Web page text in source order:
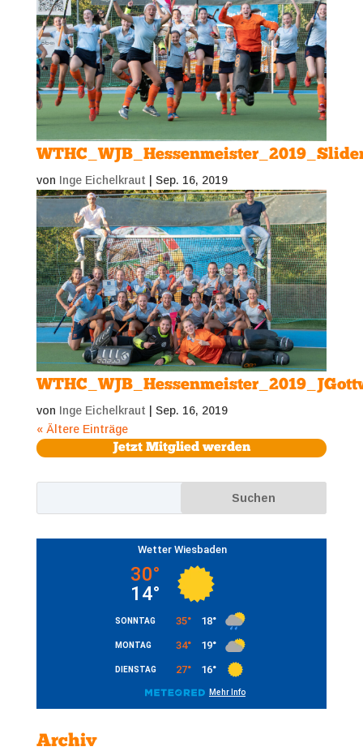
von Inge Eichelkraut Sep. 16, 2019
von Inge Eichelkraut
Sep. 16, 2019
« Ältere Einträge
Jetzt Mitglied werden
Archiv